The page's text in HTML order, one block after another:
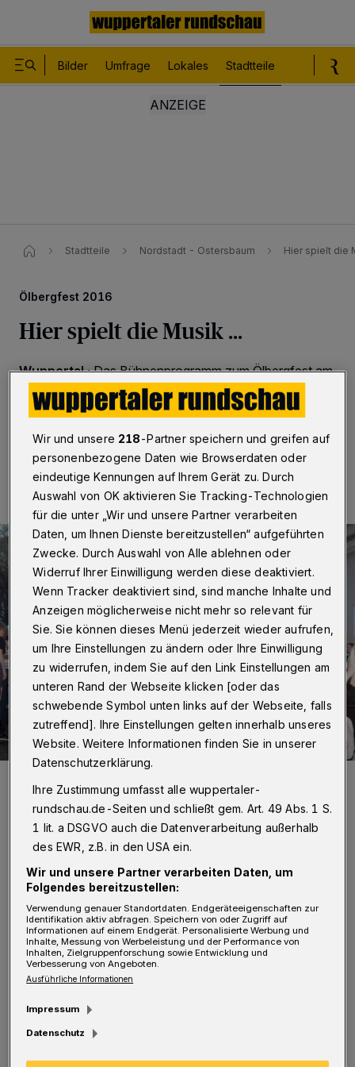
Bilder Umfrage Lokales Stadtteile
Stadtteile Nordstadt - Ostersbaum Hier spielt die
Ölbergfest 2016
Hier spielt die Musik ...
Wuppertal·Das Bühnenprogramm zum Ölbergfest am
21. Mai 2016.
20.05.2016 , 12:16 Uhr Eine Minute Lesezeit
Foto: Manferd Bube
Von Manfred Bube
A b 15 Uhr spielen "Coda-Club" Jazz-Pop-
Soul, ab 15.45 Uhr gibt es Folk-Musik
von "Primerose Hill". Gegen 16.30 Uhr gibt es
Rock und Pop von "Unplanbar", um 17.15 Uhr
eine Samba-Percussion von "Apito Fiasko".
Südamerikanische Klänge werden um 18 Uhr
Wir und unsere 218-Partner speichern und greifen auf
personenbezogene Daten wie Browserdaten oder
eindeutige Kennungen auf Ihrem Gerät zu. Durch
Auswahl von OK aktivieren Sie Tracking-Technologien
für die unter „Wir und unsere Partner verarbeiten
Daten, um Ihnen Dienste bereitzustellen“ aufgeführten
Zwecke. Durch Auswahl von Alle ablehnen oder
Widerruf Ihrer Einwilligung werden diese deaktiviert.
Wenn Tracker deaktiviert sind, sind manche Inhalte und
Anzeigen möglicherweise nicht mehr so relevant für
Sie. Sie können dieses Menü jederzeit wieder aufrufen,
um Ihre Einstellungen zu ändern oder Ihre Einwilligung
zu widerrufen, indem Sie auf den Link Einstellungen am
unteren Rand der Webseite klicken [oder das
schwebende Symbol unten links auf der Webseite, falls
zutreffend]. Ihre Einstellungen gelten innerhalb unseres
Website. Weitere Informationen finden Sie in unserer
Datenschutzerklärung.
Ihre Zustimmung umfasst alle wuppertaler-
rundschau.de-Seiten und schließt gem. Art. 49 Abs. 1 S.
1 lit. a DSGVO auch die Datenverarbeitung außerhalb
des EWR, z.B. in den USA ein.
Wir und unsere Partner verarbeiten Daten, um
Folgendes bereitzustellen:
Verwendung genauer Standortdaten. Endgeräteeigenschaften zur
Identifikation aktiv abfragen. Speichern von oder Zugriff auf
Informationen auf einem Endgerät. Personalisierte Werbung und
Inhalte, Messung von Werbeleistung und der Performance von
Inhalten, Zielgruppenforschung sowie Entwicklung und
Verbesserung von Angeboten.
Ausführliche Informationen
Impressum
Datenschutz